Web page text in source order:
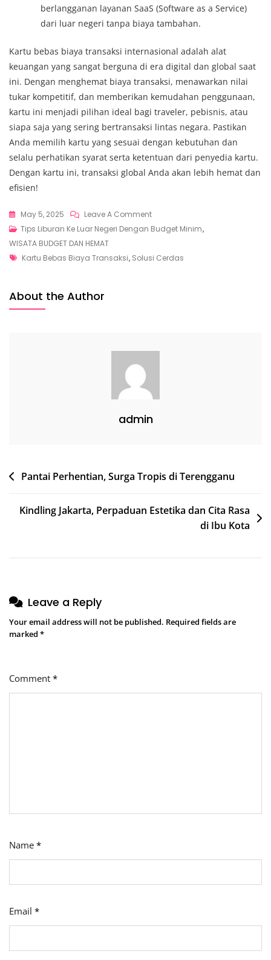
berlangganan layanan SaaS (Software as a Service)
dari luar negeri tanpa biaya tambahan.
Kartu bebas biaya transaksi internasional adalah alat
keuangan yang sangat berguna di era digital dan global saat
ini. Dengan menghemat biaya transaksi, menawarkan nilai
tukar kompetitif, dan memberikan kemudahan penggunaan,
kartu ini menjadi pilihan ideal bagi traveler, pebisnis, atau
siapa saja yang sering bertransaksi lintas negara. Pastikan
Anda memilih kartu yang sesuai dengan kebutuhan dan
selalu perhatikan syarat serta ketentuan dari penyedia kartu.
Dengan kartu ini, transaksi global Anda akan lebih hemat dan
efisien!
May 5, 2025 Leave A CommentOn
Gunakan
Bebas
Tips Liburan Ke Luar Negeri Dengan Budget Minim,
WISATA BUDGET DAN HEMAT
Tags
Kartu Bebas Biaya Transaksi, Solusi Cerdas
About the Author
admin
Post
Pantai Perhentian, Surga Tropis di Terengganu
Kindling Jakarta, Perpaduan Estetika dan Cita Rasa
di Ibu Kota
Leave a Reply
Your email address will not be published. Required fields are
marked *
Comment *
Name *
Email *